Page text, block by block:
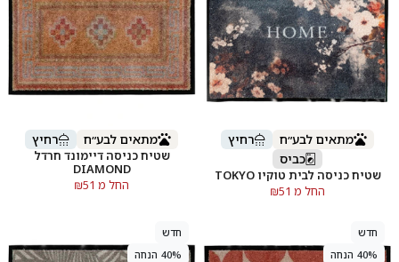
מתאים לבע״ח
רחיץ
כביס
שטיח כניסה לבית טוקיו TOKYO
החל מ ₪51
מתאים לבע״ח רחיץ
שטיח כניסה דיימונד חרדל
DIAMOND
החל מ ₪51
חדש
40% הנחה
חדש
40% הנחה